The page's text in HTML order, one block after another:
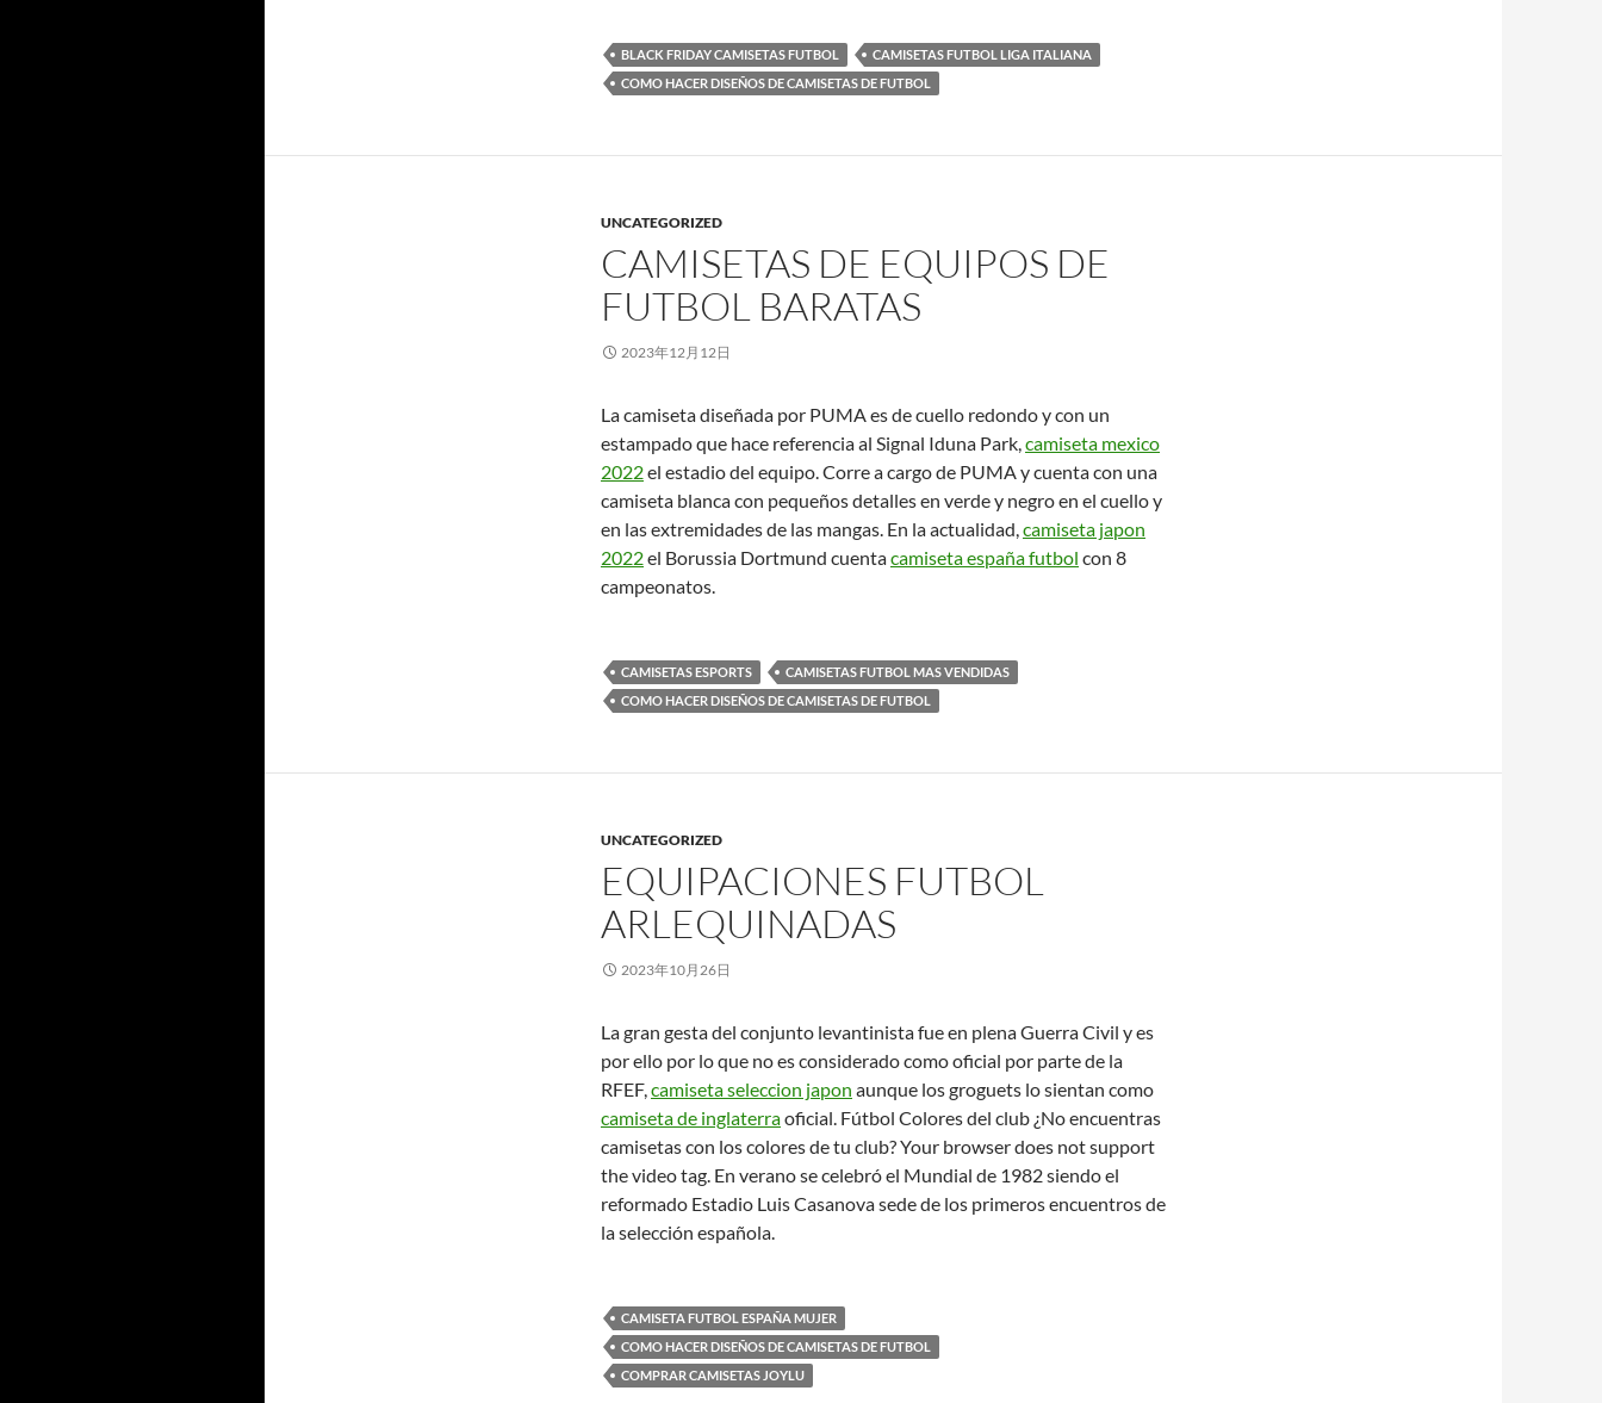
BLACK FRIDAY CAMISETAS FUTBOL
CAMISETAS FUTBOL LIGA ITALIANA
COMO HACER DISEÑOS DE CAMISETAS DE FUTBOL
UNCATEGORIZED
CAMISETAS DE EQUIPOS DE
FUTBOL BARATAS
2023年12月12日
La camiseta diseñada por PUMA es de cuello redondo y con un
estampado que hace referencia al Signal Iduna Park,camiseta mexico
2022el estadio del equipo. Corre a cargo de PUMA y cuenta con una
camiseta blanca con pequeños detalles en verde y negro en el cuello y
en las extremidades de las mangas. En la actualidad,camiseta japon
2022el Borussia Dortmund cuentacamiseta españa futbol con 8
campeonatos.
CAMISETAS ESPORTS
CAMISETAS FUTBOL MAS VENDIDAS
COMO HACER DISEÑOS DE CAMISETAS DE FUTBOL
UNCATEGORIZED
EQUIPACIONES FUTBOL
ARLEQUINADAS
2023年10月26日
La gran gesta del conjunto levantinista fue en plena Guerra Civil y es
por ello por lo que no es considerado como oficial por parte de la
RFEF,camiseta seleccion japon aunque los groguets lo sientan como
camiseta de inglaterraoficial. Fútbol Colores del club ¿No encuentras
camisetas con los colores de tu club? Your browser does not support
the video tag. En verano se celebró el Mundial de 1982 siendo el
reformado Estadio Luis Casanova sede de los primeros encuentros de
la selección española.
CAMISETA FUTBOL ESPAÑA MUJER
COMO HACER DISEÑOS DE CAMISETAS DE FUTBOL
COMPRAR CAMISETAS JOYLU